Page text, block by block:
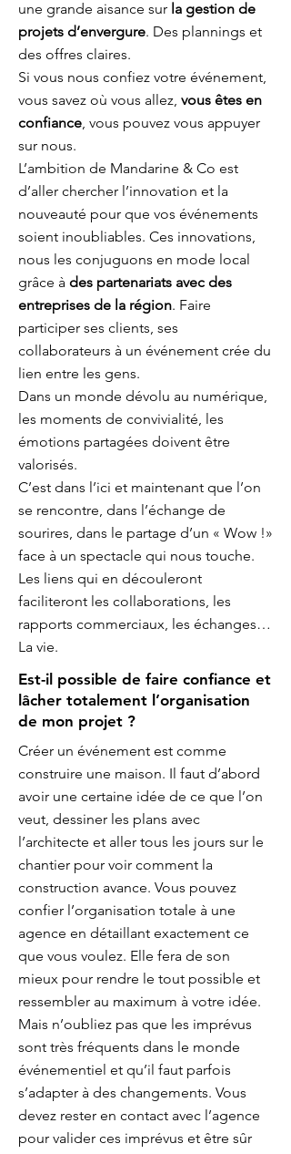
une grande aisance sur la gestion de
projets d’envergure. Des plannings et
des offres claires.
Si vous nous confiez votre événement,
vous savez où vous allez, vous êtes en
confiance, vous pouvez vous appuyer
sur nous.
L’ambition de Mandarine & Co est
d’aller chercher l’innovation et la
nouveauté pour que vos événements
soient inoubliables. Ces innovations,
nous les conjuguons en mode local
grâce à des partenariats avec des
entreprises de la région. Faire
participer ses clients, ses
collaborateurs à un événement crée du
lien entre les gens.
Dans un monde dévolu au numérique,
les moments de convivialité, les
émotions partagées doivent être
valorisés.
C’est dans l’ici et maintenant que l’on
se rencontre, dans l’échange de
sourires, dans le partage d’un « Wow !»
face à un spectacle qui nous touche.
Les liens qui en découleront
faciliteront les collaborations, les
rapports commerciaux, les échanges…
La vie.
Est-il possible de faire confiance et
lâcher totalement l’organisation
de mon projet ?
Créer un événement est comme
construire une maison. Il faut d’abord
avoir une certaine idée de ce que l’on
veut, dessiner les plans avec
l’architecte et aller tous les jours sur le
chantier pour voir comment la
construction avance. Vous pouvez
confier l’organisation totale à une
agence en détaillant exactement ce
que vous voulez. Elle fera de son
mieux pour rendre le tout possible et
ressembler au maximum à votre idée.
Mais n’oubliez pas que les imprévus
sont très fréquents dans le monde
événementiel et qu’il faut parfois
s’adapter à des changements. Vous
devez rester en contact avec l’agence
pour valider ces imprévus et être sûr